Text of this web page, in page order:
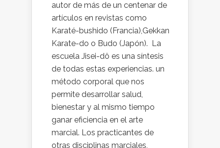
autor de más de un centenar de
artículos en revistas como
Karaté-bushido (Francia),Gekkan
Karate-do o Budo (Japón). La
escuela Jisei-dô es una síntesis
de todas estas experiencias. un
método corporal que nos
permite desarrollar salud,
bienestar y al mismo tiempo
ganar eficiencia en el arte
marcial. Los practicantes de
otras disciplinas marciales,